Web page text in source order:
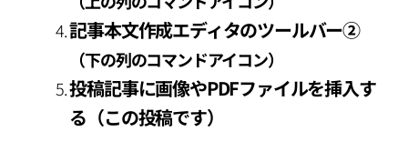
記事本文作成エディタのツールバー②
（下の列のコマンドアイコン）
投稿記事に画像やPDFファイルを挿入す
る（この投稿です）